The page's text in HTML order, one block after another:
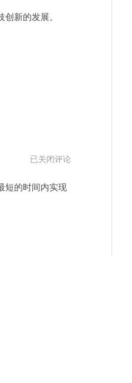
新的发展。
西
部
界
加
已关闭评论
短的时间内实现